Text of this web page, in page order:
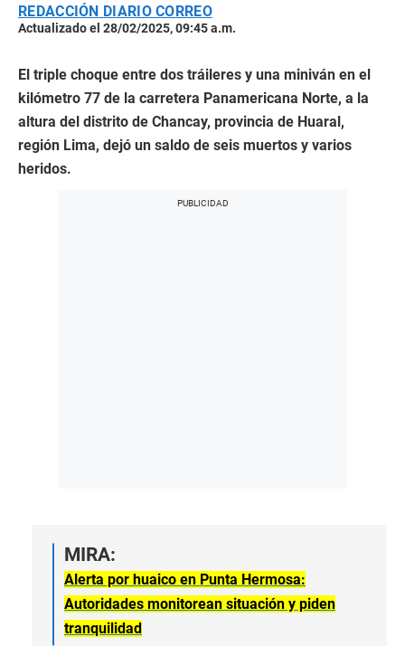
REDACCIÓN DIARIO CORREO
Actualizado el 28/02/2025, 09:45 a.m.
El triple choque entre dos tráileres y una miniván en el
kilómetro 77 de la carretera Panamericana Norte, a la
altura del distrito de Chancay, provincia de Huaral,
región Lima, dejó un saldo de seis muertos y varios
heridos.
MIRA:
Alerta por huaico en Punta Hermosa:
Autoridades monitorean situación y piden
tranquilidad